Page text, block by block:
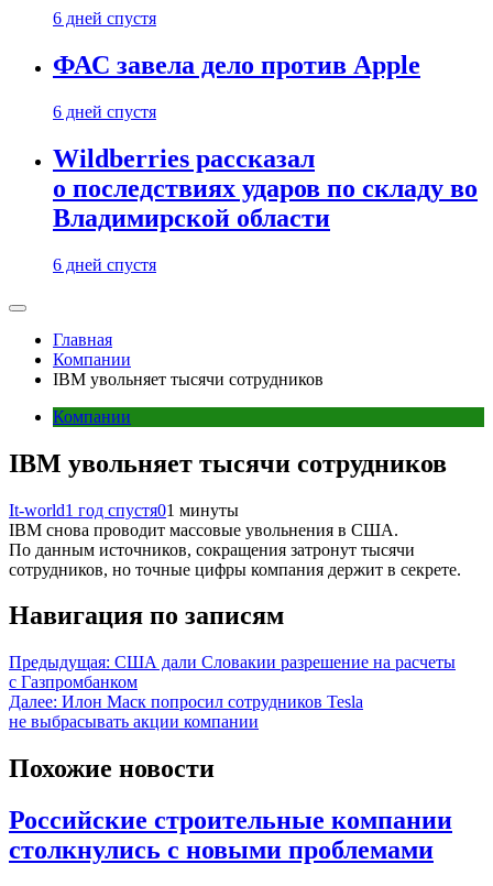
6 дней спустя
ФАС завела дело против Apple
6 дней спустя
Wildberries рассказал
о последствиях ударов по складу во
Владимирской области
6 дней спустя
Главная
Компании
IBM увольняет тысячи сотрудников
Компании
IBM увольняет тысячи сотрудников
It-world1 год спустя01 минуты
IBM снова проводит массовые увольнения в США.
По данным источников, сокращения затронут тысячи
сотрудников, но точные цифры компания держит в секрете.
Навигация по записям
Предыдущая: США дали Словакии разрешение на расчеты
с Газпромбанком
Далее: Илон Маск попросил сотрудников Tesla
не выбрасывать акции компании
Похожие новости
Российские строительные компании
столкнулись с новыми проблемами